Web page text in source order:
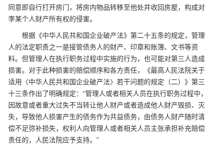
同意即自行打开房门，将房内物品转移至他处并收回房屋，构成对
李某个人财产所有权的侵害。
根据《中华人民共和国企业破产法》第二十五条的规定，管理
人的法定职责之一是接管债务人的财产、印章和账簿、文书等资
料。但管理人在执行职务过程中实施的行为，也可能对第三人造成
损害。对于此种损害的赔偿顺序和各方责任，《最高人民法院关于
适用〈中华人民共和国企业破产法〉若干问题的规定（二）》第三
十三条作出了明确规定：“管理人或者相关人员在执行职务过程中，
因故意或者重大过失不当转让他人财产或者造成他人财产毁损、灭
失，导致他人损害产生的债务作为共益债务，由债务人财产随时清
偿不足弥补损失，权利人向管理人或者相关人员主张承担补充赔偿
责任的，人民法院应予支持。”